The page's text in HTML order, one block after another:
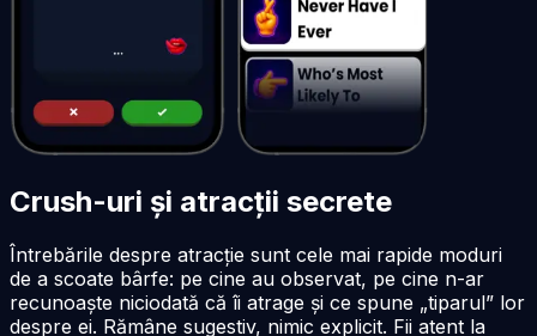
Crush-uri și atracții secrete
Întrebările despre atracție sunt cele mai rapide moduri
de a scoate bârfe: pe cine au observat, pe cine n-ar
recunoaște niciodată că îi atrage și ce spune „tiparul” lor
despre ei. Rămâne sugestiv, nimic explicit. Fii atent la